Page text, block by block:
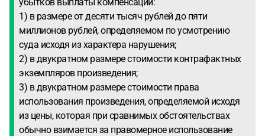
1) в размере от десяти тысяч рублей до пяти
миллионов рублей, определяемом по усмотрению
суда исходя из характера нарушения;
2) в двукратном размере стоимости контрафактных
экземпляров произведения;
3) в двукратном размере стоимости права
использования произведения, определяемой исходя
из цены, которая при сравнимых обстоятельствах
обычно взимается за правомерное использование